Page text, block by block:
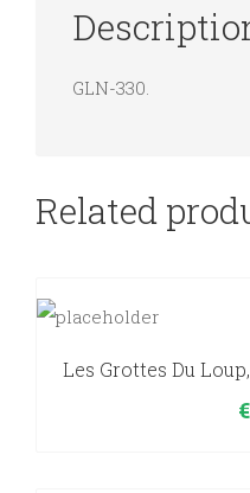
GLN-330.
Related
Les Grottes Du
€